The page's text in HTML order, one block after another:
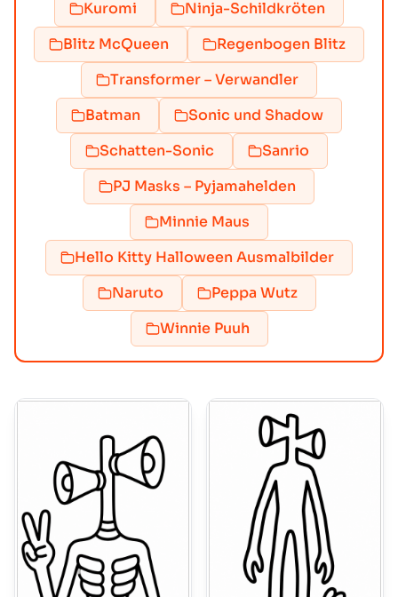
Kuromi
Ninja-Schildkröten
Blitz McQueen
Regenbogen Blitz
Transformer – Verwandler
Batman
Sonic und Shadow
Schatten-Sonic
Sanrio
PJ Masks – Pyjamahelden
Minnie Maus
Hello Kitty Halloween Ausmalbilder
Naruto
Peppa Wutz
Winnie Puuh